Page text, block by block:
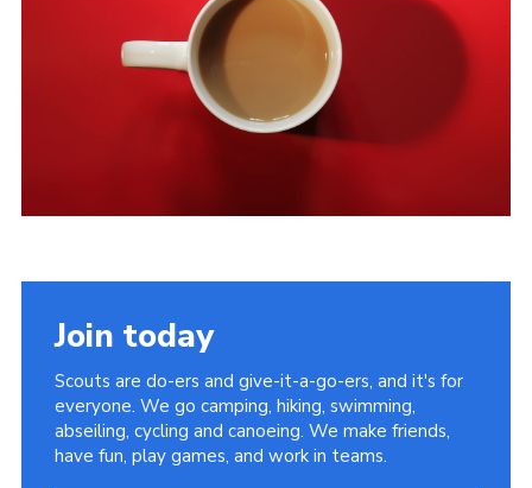
Join today
Scouts are do-ers and give-it-a-go-ers, and it's for
everyone. We go camping, hiking, swimming,
abseiling, cycling and canoeing. We make friends,
have fun, play games, and work in teams.